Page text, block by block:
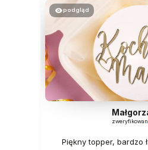
podgląd
Piękny topper, bardzo